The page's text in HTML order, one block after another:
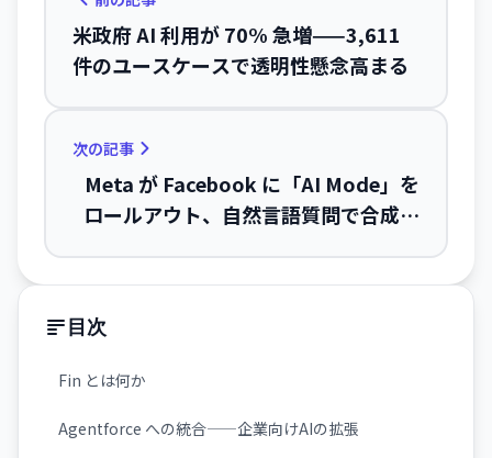
米政府 AI 利用が 70% 急増——3,611
件のユースケースで透明性懸念高まる
次の記事
Meta が Facebook に「AI Mode」を
ロールアウト、自然言語質問で合成回
目次
Fin とは何か
Agentforce への統合——企業向けAIの拡張